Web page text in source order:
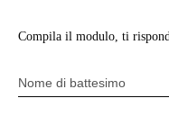
Compila il modulo, ti
Nome di battesimo